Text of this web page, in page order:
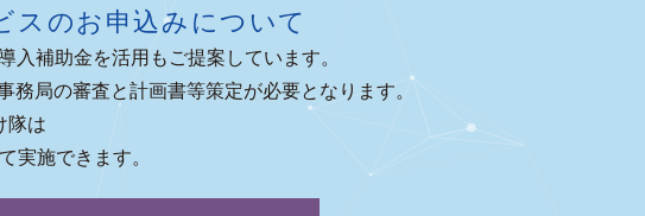
スのお申込みについて
補助金を活用もご提案しています。
局の審査と計画書等策定が必要となります。
隊は
実施できます。